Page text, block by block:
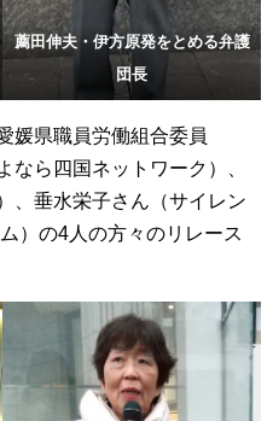
薦田伸夫・伊方原発をとめる弁護
団長
媛県職員労働組合委員
なら四国ネットワーク）、
、垂水栄子さん（サイレン
）の4人の方々のリレース